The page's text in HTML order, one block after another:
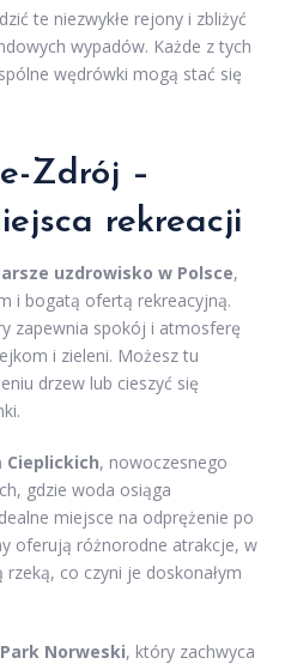
te niezwykłe rejony i zbliżyć
wypadów. Każde z tych
wędrówki mogą stać się
Zdrój –
rekreacji
uzdrowisko w Polsce,
i bogatą ofertą rekreacyjną.
zapewnia spokój i atmosferę
i zieleni. Możesz tu
drzew lub cieszyć się
Cieplickich, nowoczesnego
gdzie woda osiąga
miejsce na odprężenie po
oferują różnorodne atrakcje, w
co czyni je doskonałym
Park Norweski, który zachwyca